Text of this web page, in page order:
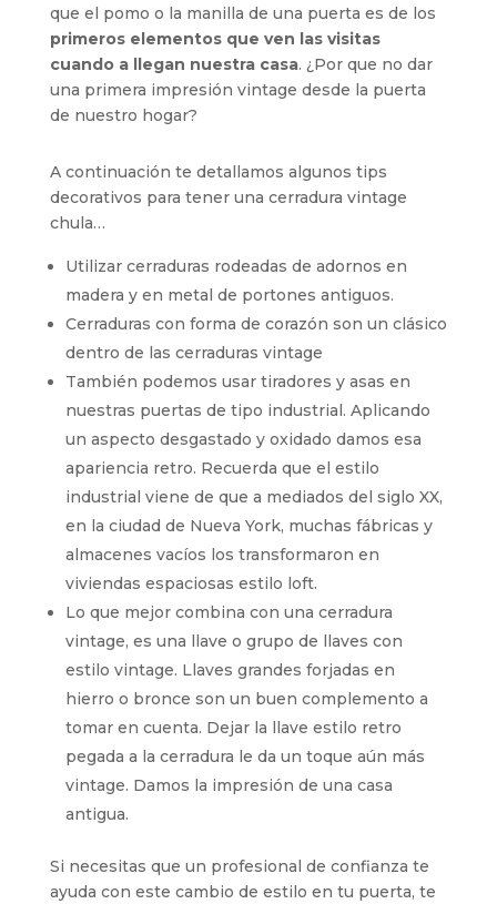
que el pomo o la manilla de una puerta es de los
primeros elementos que ven las visitas
cuando a llegan nuestra casa. ¿Por que no dar
una primera impresión vintage desde la puerta
de nuestro hogar?
A continuación te detallamos algunos tips
decorativos para tener una cerradura vintage
chula…
Utilizar cerraduras rodeadas de adornos en
madera y en metal de portones antiguos.
Cerraduras con forma de corazón son un clásico
dentro de las cerraduras vintage
También podemos usar tiradores y asas en
nuestras puertas de tipo industrial. Aplicando
un aspecto desgastado y oxidado damos esa
apariencia retro. Recuerda que el estilo
industrial viene de que a mediados del siglo XX,
en la ciudad de Nueva York, muchas fábricas y
almacenes vacíos los transformaron en
viviendas espaciosas estilo loft.
Lo que mejor combina con una cerradura
vintage, es una llave o grupo de llaves con
estilo vintage. Llaves grandes forjadas en
hierro o bronce son un buen complemento a
tomar en cuenta. Dejar la llave estilo retro
pegada a la cerradura le da un toque aún más
vintage. Damos la impresión de una casa
antigua.
Si necesitas que un profesional de confianza te
ayuda con este cambio de estilo en tu puerta, te